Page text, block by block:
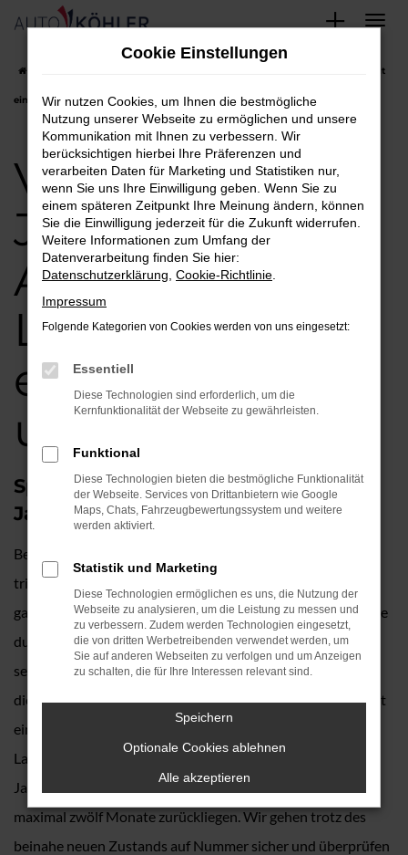
Zum
VW Jahreswagen Angebote in Landshut
einfach finden und kaufen
VW
Jahreswagen
Angebote in
Landshut
einfach finden
und kaufen
Spitzenklasse für Landshut – Ihr VW
Jahreswagen
Bei einem Gebrauchten von Spitzenklasse sprechen? Das
trifft bei unseren VW Jahreswagen für Landshut voll und
ganz ins Schwarze. Der Hersteller zeichnet sich seit eh und je
durch seine herausragende Qualität und die Langlebigkeit
seiner Fahrzeuge aus. Bei einem VW Jahreswagen werden
diese Trümpfe voll und ganz ausgespielt, denn Sie fahren mit
einem fast noch neuen Modell durch die Straßen von
Landshut. Bedingung für die Bezeichnung als VW
Jahreswagen ist das Datum der Erstzulassung und das darf
maximal zwölf Monate zurückliegen. Wir gehen trotz des
beinahe neuen Zustands auf Nummer sicher und überprüfen
Cookie Einstellungen
Wir nutzen Cookies, um Ihnen die bestmögliche
Nutzung unserer Webseite zu ermöglichen und unsere
Kommunikation mit Ihnen zu verbessern. Wir
berücksichtigen hierbei Ihre Präferenzen und
verarbeiten Daten für Marketing und Statistiken nur,
wenn Sie uns Ihre Einwilligung geben. Wenn Sie zu
einem späteren Zeitpunkt Ihre Meinung ändern, können
Sie die Einwilligung jederzeit für die Zukunft widerrufen.
Weitere Informationen zum Umfang der
Datenverarbeitung finden Sie hier:
Datenschutzerklärung Cookie-Richtlinie
Impressum
Folgende Kategorien von Cookies werden von uns eingesetzt:
Essentiell
Diese Technologien sind erforderlich, um die
Kernfunktionalität der Webseite zu gewährleisten.
Funktional
Diese Technologien bieten die bestmögliche Funktionalität
der Webseite. Services von Drittanbietern wie Google
Maps, Chats, Fahrzeugbewertungssystem und weitere
werden aktiviert.
Statistik und Marketing
Diese Technologien ermöglichen es uns, die Nutzung der
Webseite zu analysieren, um die Leistung zu messen und
zu verbessern. Zudem werden Technologien eingesetzt,
die von dritten Werbetreibenden verwendet werden, um
Sie auf anderen Webseiten zu verfolgen und um Anzeigen
zu schalten, die für Ihre Interessen relevant sind.
Speichern
Optionale Cookies ablehnen
Alle akzeptieren